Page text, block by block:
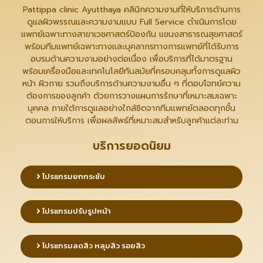
Pattippa clinic Ayutthaya คลินิกความงามที่ให้บริการด้านการ
ดูแลผิวพรรณและความงามแบบ Full Service ดำเนินการโดย
แพทย์เฉพาะทางสาขาเวชศาสตร์ป้องกัน แขนงสาธารณสุขศาสตร์
พร้อมทีมแพทย์เฉพาะทางและบุคลากรทางการแพทย์ที่ได้รับการ
อบรมด้านความงามอย่างต่อเนื่อง เพื่อบริการที่ได้มาตรฐาน
พร้อมเครื่องมือและเทคโนโลยีทันสมัยที่ครอบคลุมทั้งการดูแลผิว
หน้า ผิวกาย รวมถึงบริการด้านความงามอื่น ๆ ที่ตอบโจทย์ความ
ต้องการของลูกค้า ด้วยการวางแผนการรักษาที่เหมาะสมเฉพาะ
บุคคล ภายใต้การดูแลอย่างใกล้ชิดจากทีมแพทย์ตลอดทุกขั้น
ตอนการให้บริการ เพื่อผลลัพธ์ที่เหมาะสมสำหรับลูกค้าแต่ละท่าน
บริการยอดนิยม
โปรแกรมยกกระชับ
โปรแกรมปรับรูปหน้า
โปรแกรมลดสิว หลุมสิว รอยสิว